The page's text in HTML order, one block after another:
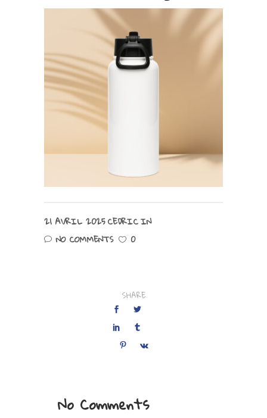
21 AVRIL 2025CEDRICIN
NO COMMENTS
0
SHARE
No Comments